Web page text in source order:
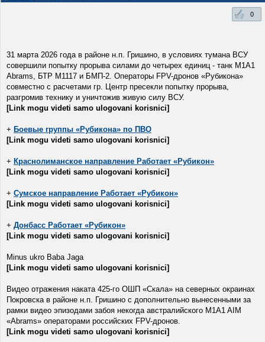
0
31 марта 2026 года в районе н.п. Гришино, в условиях тумана ВСУ
совершили попытку прорыва силами до четырех единиц - танк М1А1
Abrams, БТР М1117 и БМП-2. Операторы FPV-дронов «Рубикона»
совместно с расчетами гр. Центр пресекли попытку прорыва,
разгромив технику и уничтожив живую силу ВСУ.
[Link mogu videti samo ulogovani korisnici]
+ Боевые группы «Рубикона» по ПВО
[Link mogu videti samo ulogovani korisnici]
+ Краснолиманское направление Работает «Рубикон»
[Link mogu videti samo ulogovani korisnici]
+ Сумское направление Работает «Рубикон»
[Link mogu videti samo ulogovani korisnici]
+ Донбасс Работает «Рубикон»
[Link mogu videti samo ulogovani korisnici]
Minus ukro Baba Jaga
[Link mogu videti samo ulogovani korisnici]
Видео отражения наката 425-го ОШП «Скала» на северных окраинах
Покровска в районе н.п. Гришино с дополнительно вынесенными за
рамки видео эпизодами забоя некогда австралийского M1A1 AIM
«Abrams» операторами российских FPV-дронов.
[Link mogu videti samo ulogovani korisnici]